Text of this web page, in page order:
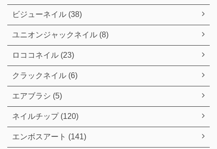
ビジューネイル (38)
ユニオンジャックネイル (8)
ロココネイル (23)
クラックネイル (6)
エアブラシ (5)
ネイルチップ (120)
エンボスアート (141)